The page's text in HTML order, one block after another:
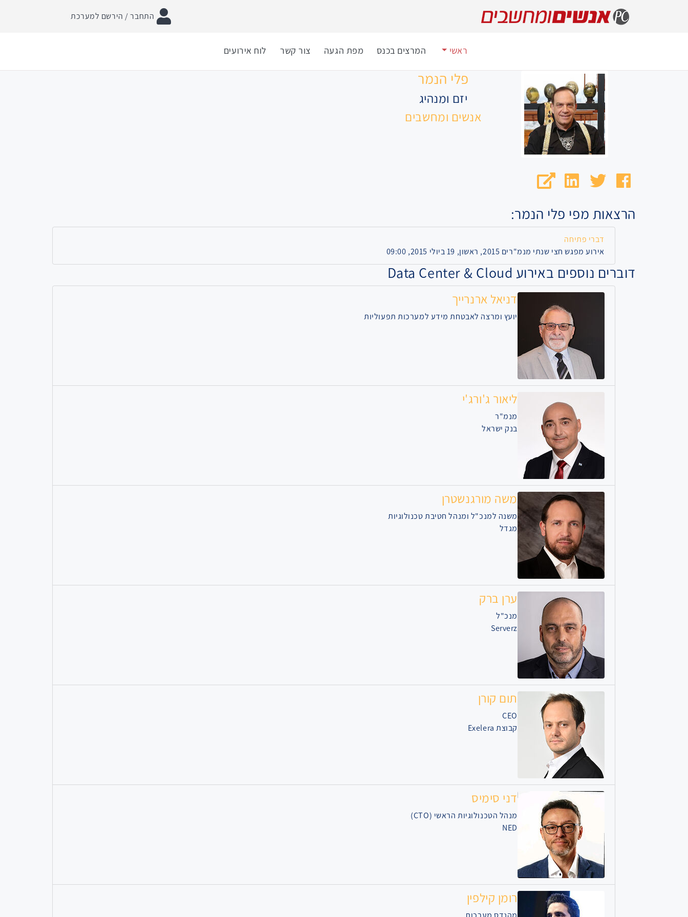
התחבר / הירשם למערכת
ראשי המרצים בכנס מפת הגעה צור קשר לוח אירועים
פלי הנמר
יזם ומנהיג
אנשים ומחשבים
דף הפייסבוק של פלי הנמר
חשבון הטוויטר של פלי הנמר
עמוד הלינקדאין של פלי הנמר
הרצאות מפי פלי הנמר:
דברי פתיחה
אירוע מפגש חצי שנתי מנמ"רים 2015, ראשון, 19 ביולי 2015, 09:00
דוברים נוספים באירוע Data Center & Cloud
דניאל ארנרייך
יועץ ומרצה לאבטחת מידע למערכות תפעוליות
ליאור ג'ורג'י
מנמ"ר
בנק ישראל
משה מורגנשטרן
משנה למנכ"ל ומנהל חטיבת טכנולוגיות
מגדל
ערן ברק
מנכ"ל
Serverz
תום קורן
CEO
קבוצת Exelera
דני סימיס
מנהל הטכנולוגיות הראשי (CTO)
NED
רומן קילפין